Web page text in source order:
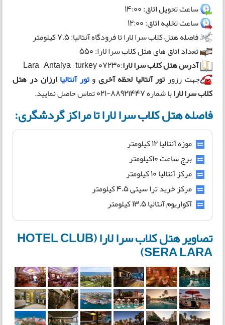
ساعت تحویل اتاق: 14:00
ساعت تخلیه اتاق: 12:00
فاصله هتل کلاب سرا لارا تا فرودگاه آنتالیا: 7.5 کیلومتر
تعداد اتاق های هتل کلاب سرا لارا: 550
آدرس هتل کلاب سرا لارا:07230 Lara – Antalya – turkey
جهت رزورتور آنتالیا لحظه آخریوتور آنتالیاارزان درهتل
کلاب سرا لارابا شماره 88921447-021 تماس حاصل نمایید.
فاصله هتل کلاب سرا لارا تا مراکز گردشگری:
موزه آنتالیا 12 کیلومتر
برج ساعت 10کیلومتر
مرکز آنتالیا 10 کیلومتر
مرکز خرید ترا سیتی 4.5 کیلومتر
آکواریوم آنتالیا 13.5 کیلومتر
تصاویر هتل کلاب سرا لارا (HOTEL CLUB
SERA LARA)